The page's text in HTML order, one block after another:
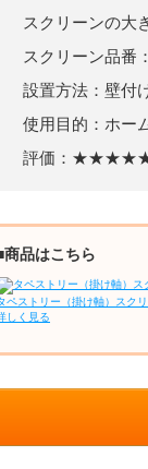
スクリーンの大
スクリーン品番
設置方法：壁付
使用目的：ホー
評価：
商品はこちら
ペストリー（掛け軸）スク
しく見る